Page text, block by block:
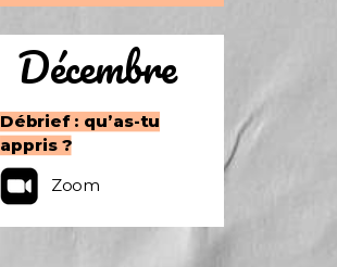
Décembre
Débrief : qu’as-tu
appris ?
Zoom